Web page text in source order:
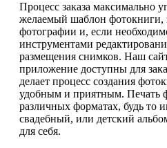
Процесс заказа максимально
желаемый шаблон фотокниги,
фотографии и, если
инструментами
размещения снимков. Наш
приложение доступны для
делает процесс создания
удобным и приятным. Печать
различных форматах, будь то
свадебный, или детский
для себя.